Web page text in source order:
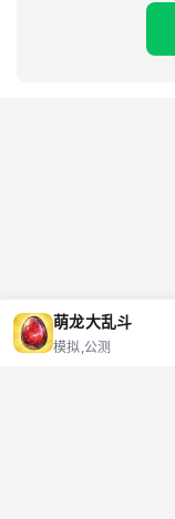
萌龙大乱斗
模拟,公测